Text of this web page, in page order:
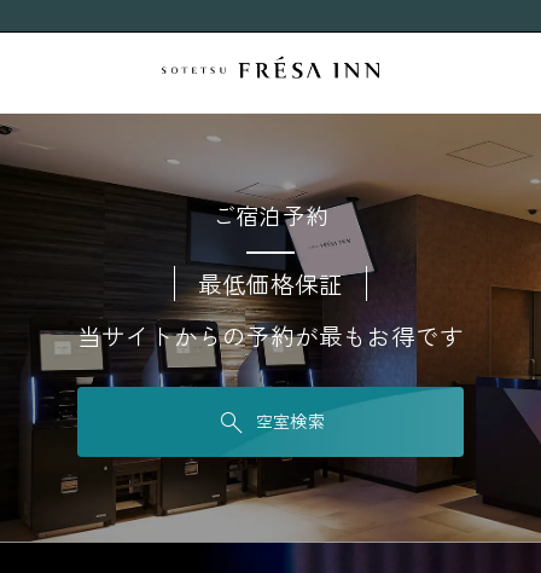
ご宿泊予約
最低価格保証
当サイトからの予約が最もお得です
空室検索